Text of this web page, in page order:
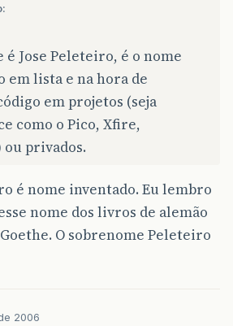
é Jose Peleteiro, é o nome
em lista e na hora de
em projetos (seja
como o Pico, Xfire,
privados.
é nome inventado. Eu lembro
nome dos livros de alemão
O sobrenome Peleteiro
2006